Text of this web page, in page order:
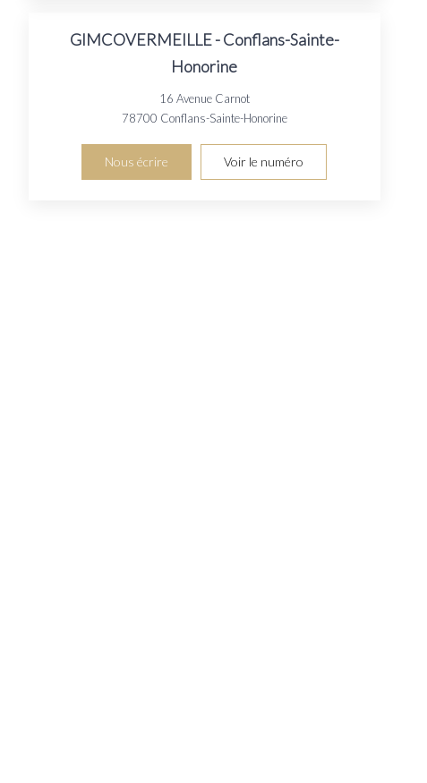
GIMCOVERMEILLE - Conflans-Sainte-
Honorine
16 Avenue Carnot
78700 Conflans-Sainte-Honorine
Nous écrire Voir le numéro